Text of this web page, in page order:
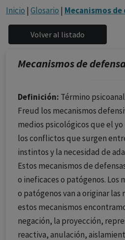
Inicio | Glosario | Mecanismos de
Mecanismos de
Definición: Término
Freud los mecanismos
medios psicológicos que el
los conflictos que surgen
instintos y la necesidad de
Estos mecanismos de
o ineficaces o patógenos. Los
o patógenos van a originar las
estos mecanismos
negación, la proyección,
reactiva, anulación,